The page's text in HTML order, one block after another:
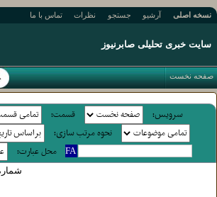
نسخه اصلی آرشیو جستجو نظرات تماس با ما
سایت خبری تحلیلی صابرنیوز
صفحه نخست
سرويس: قسمت:
نحوه مرتب سازی:
محل عبارت: